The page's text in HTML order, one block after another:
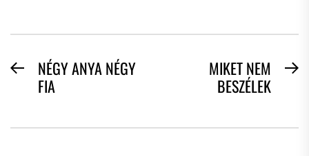
BEJEGYZÉS
NAVIGÁCIÓ
PreviousNÉGY ANYA NÉGY
FIA
MIKET NEM
BESZÉLEK